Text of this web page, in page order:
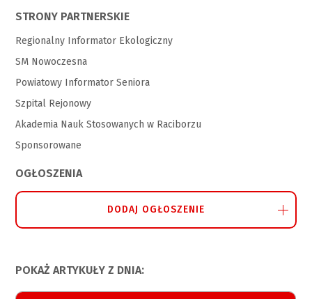
STRONY PARTNERSKIE
Regionalny Informator Ekologiczny
SM Nowoczesna
Powiatowy Informator Seniora
Szpital Rejonowy
Akademia Nauk Stosowanych w Raciborzu
Sponsorowane
OGŁOSZENIA
DODAJ OGŁOSZENIE
POKAŻ ARTYKUŁY Z DNIA: